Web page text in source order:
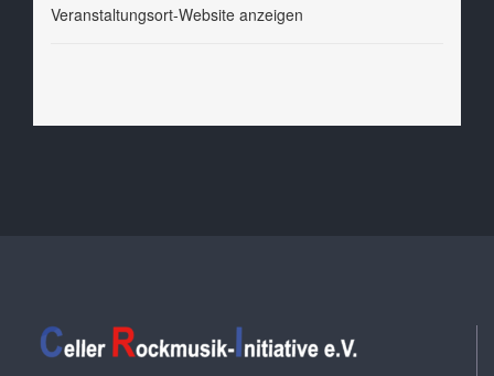
Veranstaltungsort-Website anzeigen